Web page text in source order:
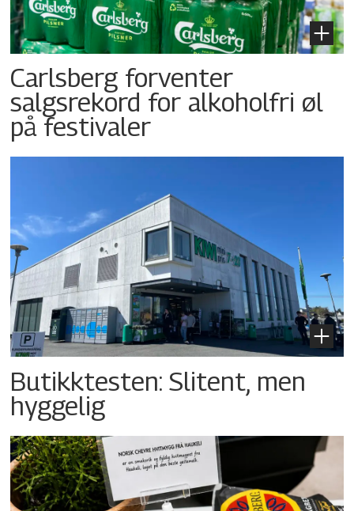
Carlsberg forventer
salgsrekord for alkoholfri øl
på festivaler
Butikktesten: Slitent, men
hyggelig